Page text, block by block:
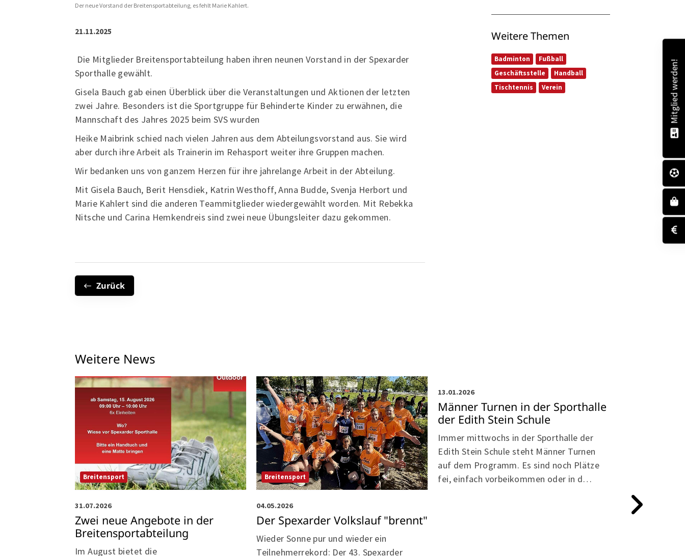
Der neue Vorstand der Breitensportabteilung, es fehlt Marie Kahlert.
21.11.2025
Die Mitglieder Breitensportabteilung haben ihren neunen Vorstand in der Spexarder
Sporthalle gewählt.
Gisela Bauch gab einen Überblick über die Veranstaltungen und Aktionen der letzten
zwei Jahre. Besonders ist die Sportgruppe für Behinderte Kinder zu erwähnen, die
Mannschaft des Jahres 2025 beim SVS wurden
Heike Maibrink schied nach vielen Jahren aus dem Abteilungsvorstand aus. Sie wird
aber durch ihre Arbeit als Trainerin im Rehasport weiter ihre Gruppen machen.
Wir bedanken uns von ganzem Herzen für ihre jahrelange Arbeit in der Abteilung.
Mit Gisela Bauch, Berit Hensdiek, Katrin Westhoff, Anna Budde, Svenja Herbort und
Marie Kahlert sind die anderen Teammitglieder wiedergewählt worden. Mit Rebekka
Nitsche und Carina Hemkendreis sind zwei neue Übungsleiter dazu gekommen.
Zurück
Weitere Themen
Badminton
Fußball
Geschäftsstelle
Handball
Tischtennis
Verein
Weitere News
Breitensport
31.07.2026
Zwei neue Angebote in der
Breitensportabteilung
Im August bietet die
Breitensport
04.05.2026
Der Spexarder Volkslauf "brennt"
Wieder Sonne pur und wieder ein
Teilnehmerrekord: Der 43. Spexarder
13.01.2026
Männer Turnen in der Sporthalle
der Edith Stein Schule
Immer mittwochs in der Sporthalle der
Edith Stein Schule steht Männer Turnen
auf dem Programm. Es sind noch Plätze
fei, einfach vorbeikommen oder in d…
12.01.2026
Mitglied werden!